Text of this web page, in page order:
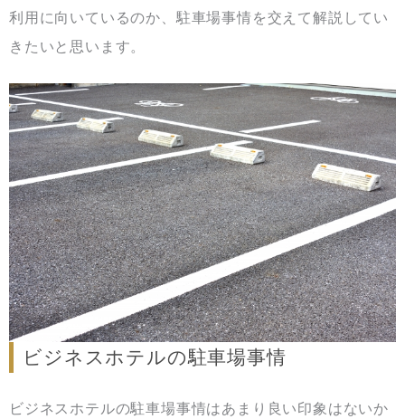
利用に向いているのか、駐車場事情を交えて解説してい
きたいと思います。
ビジネスホテルの駐車場事情
ビジネスホテルの駐車場事情はあまり良い印象はないか